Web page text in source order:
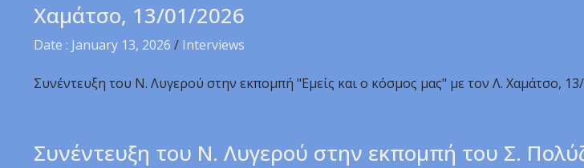
Χαμάτσο, 13/01/2026
Date : January 13, 2026 / Interviews
Συνέντευξη του Ν. Λυγερού στην εκπομπή "Εμείς και ο κόσμος μας" με τον Λ. Χαμάτσο,
Συνέντευξη του Ν. Λυγερού στην εκπομπή του Σ.